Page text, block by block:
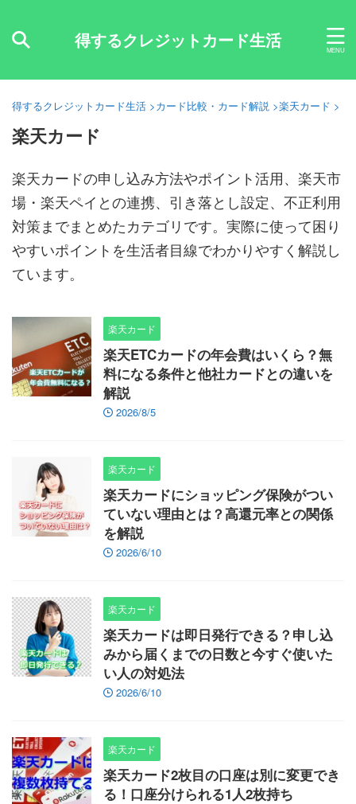
得するクレジットカード生活
得するクレジットカード生活 >カード比較・カード解説 >楽天カード >
楽天カード
楽天カードの申し込み方法やポイント活用、楽天市
場・楽天ペイとの連携、引き落とし設定、不正利用
対策までまとめたカテゴリです。実際に使って困り
やすいポイントを生活者目線でわかりやすく解説し
ています。
楽天カード
楽天ETCカードの年会費はいくら？無
料になる条件と他社カードとの違いを
解説
2026/8/5
楽天カード
楽天カードにショッピング保険がつい
ていない理由とは？高還元率との関係
を解説
2026/6/10
楽天カード
楽天カードは即日発行できる？申し込
みから届くまでの日数と今すぐ使いた
い人の対処法
2026/6/10
楽天カード
楽天カード2枚目の口座は別に変更でき
る！口座分けられる1人2枚持ち